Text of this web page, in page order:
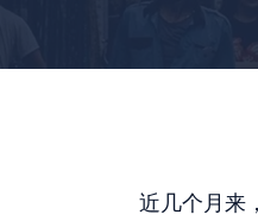
近几个月来